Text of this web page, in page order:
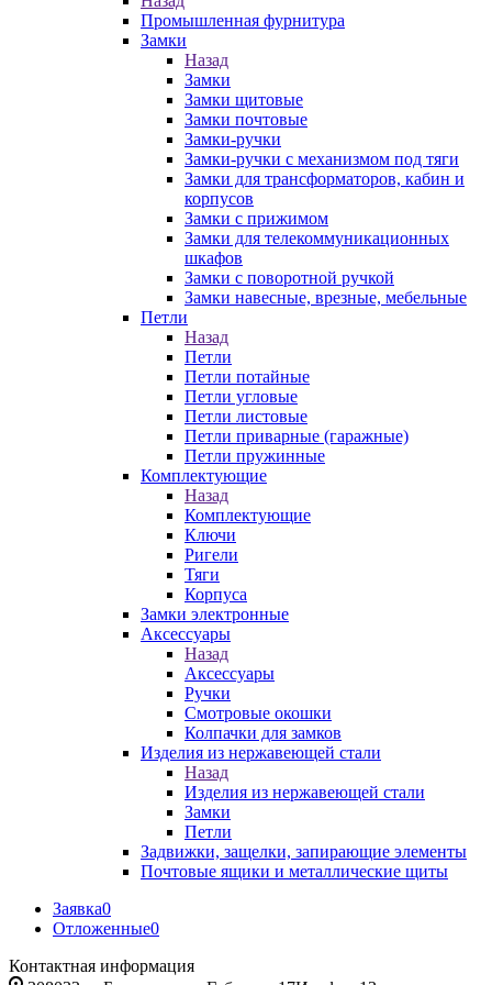
Промышленная фурнитура
Замки
Назад
Замки
Замки щитовые
Замки почтовые
Замки-ручки
Замки-ручки с механизмом под тяги
Замки для трансформаторов, кабин и
корпусов
Замки с прижимом
Замки для телекоммуникационных
шкафов
Замки с поворотной ручкой
Замки навесные, врезные, мебельные
Петли
Назад
Петли
Петли потайные
Петли угловые
Петли листовые
Петли приварные (гаражные)
Петли пружинные
Комплектующие
Назад
Комплектующие
Ключи
Ригели
Тяги
Корпуса
Замки электронные
Аксессуары
Назад
Аксессуары
Ручки
Смотровые окошки
Колпачки для замков
Изделия из нержавеющей стали
Назад
Изделия из нержавеющей стали
Замки
Петли
Задвижки, защелки, запирающие элементы
Почтовые ящики и металлические щиты
Заявка0
Отложенные0
Контактная информация